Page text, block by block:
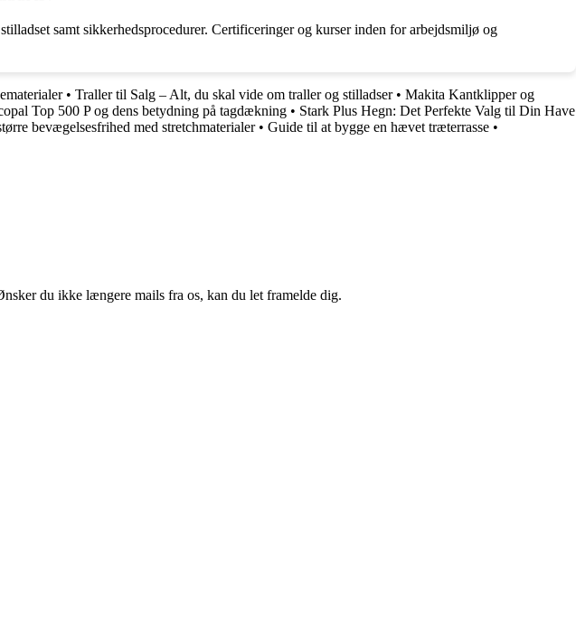
samt sikkerhedsprocedurer. Certificeringer og kurser inden for arbejdsmiljø og
• Traller til Salg – Alt, du skal vide om traller og stilladser• Makita Kantklipper og
Top 500 P og dens betydning på tagdækning • Stark Plus Hegn: Det Perfekte Valg til Din Have
bevægelsesfrihed med stretchmaterialer• Guide til at bygge en hævet træterrasse •
du ikke længere mails fra os, kan du let framelde dig.